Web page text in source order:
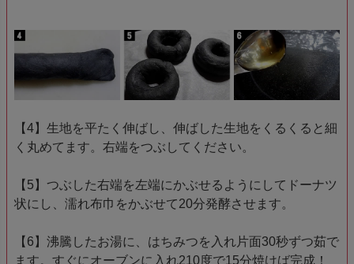
【4】生地を平たく伸ばし、伸ばした生地をくるくると細
く丸めてます。右端をつぶしてください。
【5】つぶした右端を左端にかぶせるようにしてドーナツ
状にし、濡れ布巾をかぶせて20分発酵させます。
【6】沸騰したお湯に、はちみつを入れ片面30秒ずつ茹で
ます。すぐにオーブンに入れ210度で15分焼けば完成！